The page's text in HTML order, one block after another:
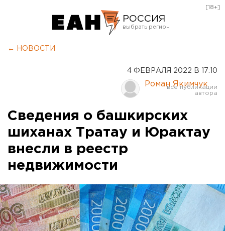
РОССИЯ
Курган
Оренбург
[18+]
← НОВОСТИ
4 ФЕВРАЛЯ 2022 В 17:10
Роман Якимчук
Сведения о башкирских
шиханах Тратау и Юрактау
внесли в реестр
недвижимости